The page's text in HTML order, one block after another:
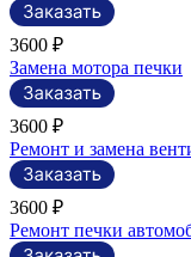
3600 ₽
Замена мотора печки
3600 ₽
Ремонт и замена
3600 ₽
Ремонт печки